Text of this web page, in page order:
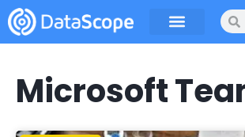
Microsoft